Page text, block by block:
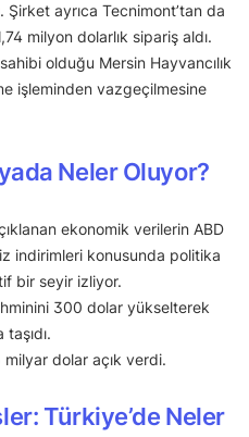
Şirket ayrıca Tecnimont’tan da
milyon dolarlık sipariş aldı.
olduğu Mersin Hayvancılık
işleminden vazgeçilmesine
Neler Oluyor?
ekonomik verilerin ABD
indirimleri konusunda politika
bir seyir izliyor.
300 dolar yükselterek
dolar açık verdi.
Türkiye’de Neler